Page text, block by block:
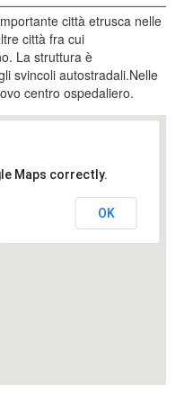
città etrusca nelle
città fra cui
La struttura è
svincoli autostradali.Nelle
centro ospedaliero.
Maps correctly.
OK